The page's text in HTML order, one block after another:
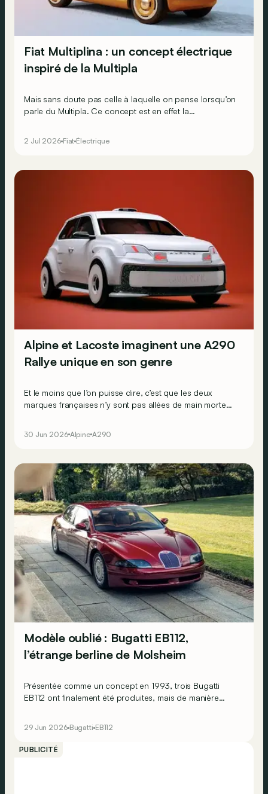
Fiat Multiplina : un concept électrique
inspiré de la Multipla
Mais sans doute pas celle à laquelle on pense lorsqu’on
parle du Multipla. Ce concept est en effet la
2 Jul 2026 Fiat Électrique
Alpine et Lacoste imaginent une A290
Rallye unique en son genre
Et le moins que l’on puisse dire, c’est que les deux
marques françaises n’y sont pas allées de main morte
30 Jun 2026 Alpine A290
Modèle oublié : Bugatti EB112,
l’étrange berline de Molsheim
Présentée comme un concept en 1993, trois Bugatti
EB112 ont finalement été produites, mais de manière
29 Jun 2026 Bugatti EB112
PUBLICITÉ